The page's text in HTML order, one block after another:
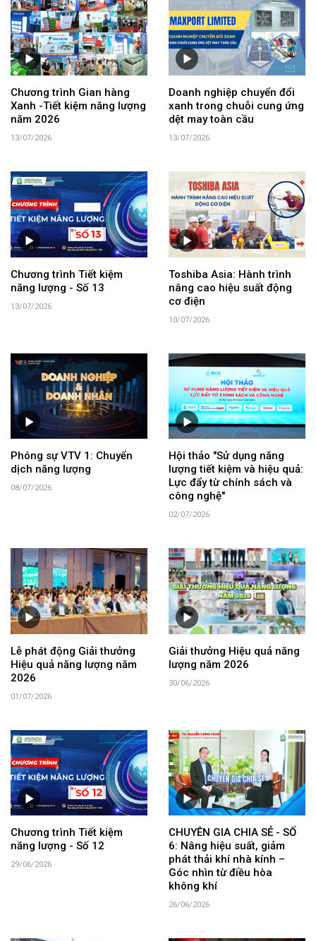
Chương trình Gian hàng
Xanh -Tiết kiệm năng lượng
năm 2026
13/07/2026
Doanh nghiệp chuyển đổi
xanh trong chuỗi cung ứng
dệt may toàn cầu
13/07/2026
Chương trình Tiết kiệm
năng lượng - Số 13
13/07/2026
Toshiba Asia: Hành trình
nâng cao hiệu suất động
cơ điện
10/07/2026
Phóng sự VTV 1: Chuyển
dịch năng lượng
08/07/2026
Hội thảo "Sử dụng năng
lượng tiết kiệm và hiệu quả:
Lực đẩy từ chính sách và
công nghệ"
02/07/2026
Lễ phát động Giải thưởng
Hiệu quả năng lượng năm
2026
01/07/2026
Giải thưởng Hiệu quả năng
lượng năm 2026
30/06/2026
Chương trình Tiết kiệm
năng lượng - Số 12
29/06/2026
CHUYÊN GIA CHIA SẺ - SỐ
6: Nâng hiệu suất, giảm
phát thải khí nhà kính –
Góc nhìn từ điều hòa
không khí
26/06/2026